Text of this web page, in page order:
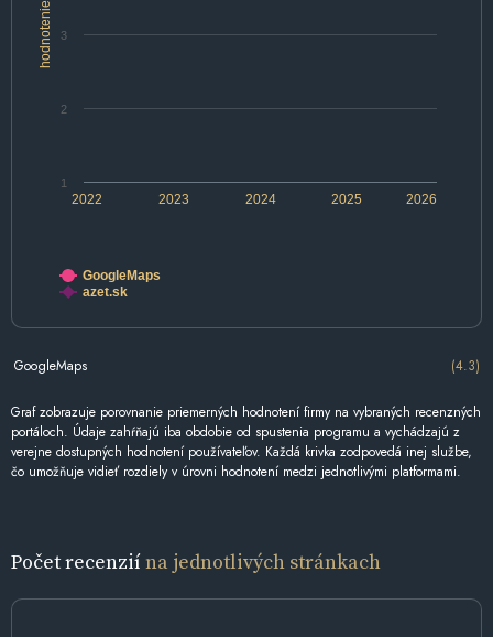
hodnotenie
2022 2024 2026
2023 2025
1
2
3
GoogleMaps
azet.sk
GoogleMaps (4.3)
Graf zobrazuje porovnanie priemerných hodnotení firmy na vybraných recenzných
portáloch. Údaje zahŕňajú iba obdobie od spustenia programu a vychádzajú z
verejne dostupných hodnotení používateľov. Každá krivka zodpovedá inej službe,
čo umožňuje vidieť rozdiely v úrovni hodnotení medzi jednotlivými platformami.
Počet recenziína jednotlivých stránkach